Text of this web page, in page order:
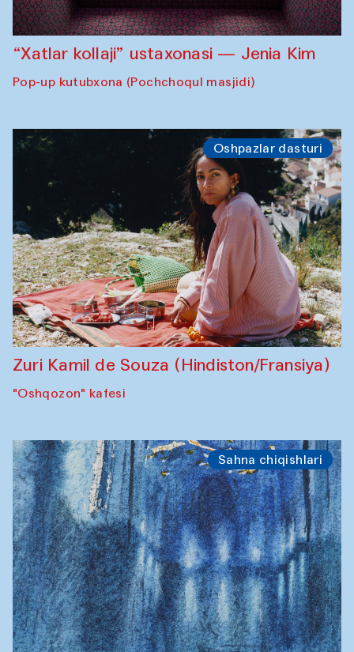
“Xatlar kollaji” ustaxonasi — Jenia Kim
Pop-up kutubxona (Pochchoqul masjidi)
Oshpazlar dasturi
Zuri Kamil de Souza (Hindiston/Fransiya)
"Oshqozon" kafesi
Sahna chiqishlari